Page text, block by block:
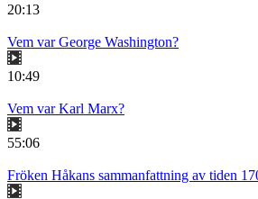
20:13
Vem var George Washington?
10:49
Vem var Karl Marx?
55:06
Fröken Håkans sammanfattning av tiden